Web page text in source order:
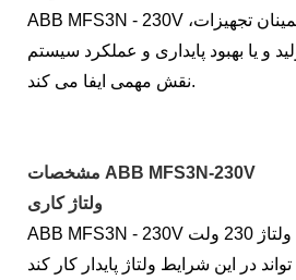
ABB MFS3N - 230V چه در بهبود قابلیت اطمینان تجهیزات،
و یا بهبود پایداری و عملکرد سیستم
نقش مهمی ایفا می کند.
مشخصات ABB MFS3N-230V
ولتاژ کاری
ABB MFS3N - 230V که عمدتاً با ورودی ولتاژ 230 ولت
در این شرایط ولتاژ پایدار کار کند